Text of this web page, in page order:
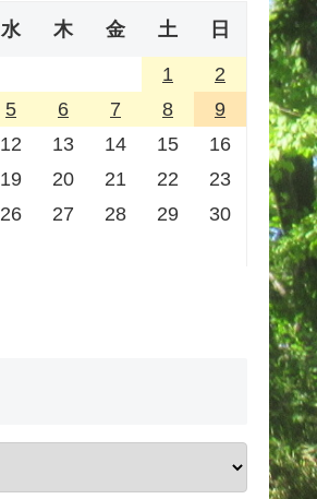
水 木 金 土 日
1
2
5 6 7 8
9
12 13 14 15
16
19 20 21 22
23
26 27 28 29
30